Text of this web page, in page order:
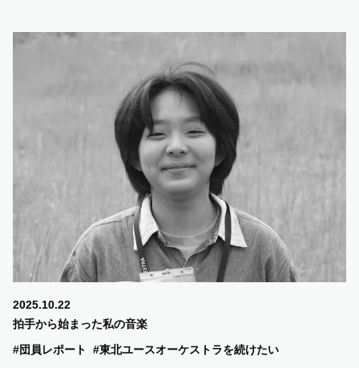
2025.10.22
拍手から始まった私の音楽
#団員レポート
#東北ユースオーケストラを続けたい